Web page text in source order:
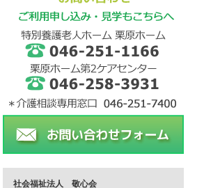
社会福祉法人 敬心会